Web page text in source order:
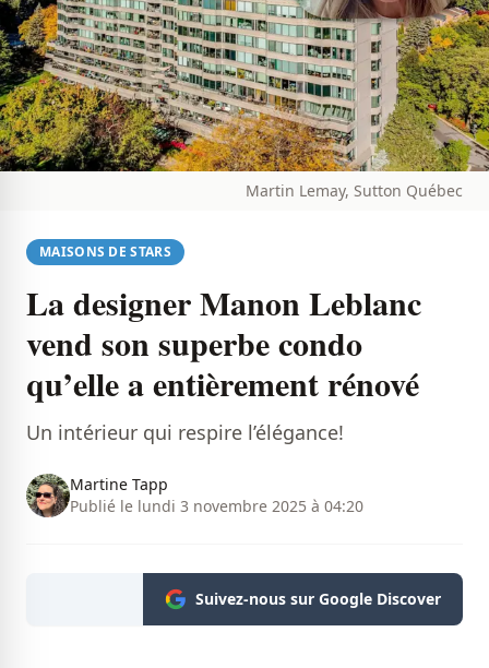
Martin Lemay, Sutton Québec
MAISONS DE STARS
La designer Manon Leblanc
vend son superbe condo
qu’elle a entièrement rénové
Un intérieur qui respire l’élégance!
Martine Tapp
Publié le lundi 3 novembre 2025 à 04:20
Suivez-nous sur Google Discover